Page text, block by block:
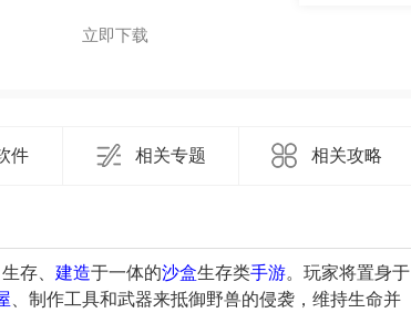
立即下载
件 相关专题 相关攻略
生存、 建造于一体的沙盒生存类手游。玩家将置身于
、制作工具和武器来抵御野兽的侵袭，维持生命并